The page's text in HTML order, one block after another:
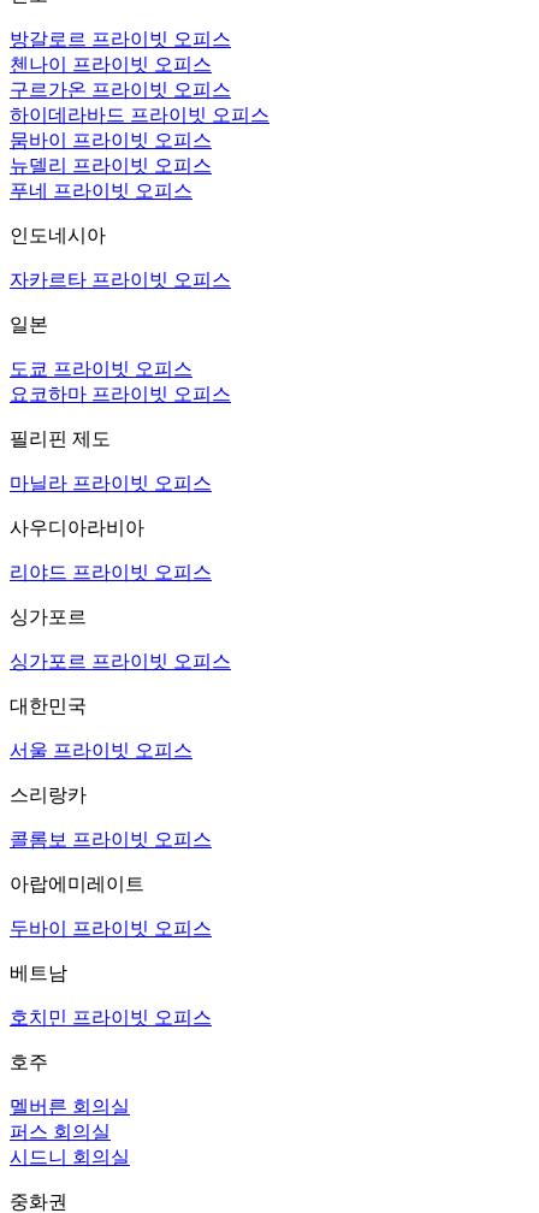
방갈로르 프라이빗 오피스
첸나이 프라이빗 오피스
구르가온 프라이빗 오피스
하이데라바드 프라이빗 오피스
뭄바이 프라이빗 오피스
뉴델리 프라이빗 오피스
푸네 프라이빗 오피스
인도네시아
자카르타 프라이빗 오피스
일본
도쿄 프라이빗 오피스
요코하마 프라이빗 오피스
필리핀 제도
마닐라 프라이빗 오피스
사우디아라비아
리야드 프라이빗 오피스
싱가포르
싱가포르 프라이빗 오피스
대한민국
서울 프라이빗 오피스
스리랑카
콜롬보 프라이빗 오피스
아랍에미레이트
두바이 프라이빗 오피스
베트남
호치민 프라이빗 오피스
호주
멜버른 회의실
퍼스 회의실
시드니 회의실
중화권